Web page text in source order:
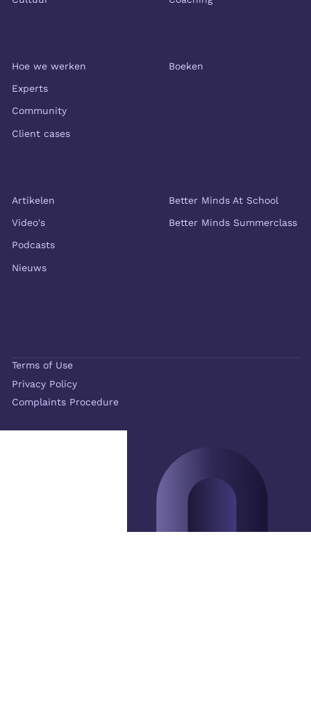
Hoe we werken
Experts
Community
Client cases
Boeken
Artikelen
Video's
Podcasts
Nieuws
Better Minds At School
Better Minds Summerclass
Terms of Use
Privacy Policy
Complaints Procedure